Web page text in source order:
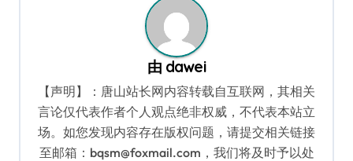
由 dawei
【声明】：唐山站长网内容转载自互联网，其相关
言论仅代表作者个人观点绝非权威，不代表本站立
场。如您发现内容存在版权问题，请提交相关链接
至邮箱：bqsm@foxmail.com，我们将及时予以处